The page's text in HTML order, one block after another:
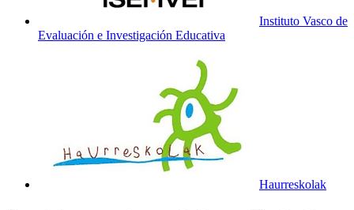
Instituto Vasco de
Evaluación e Investigación Educativa
Haurreskolak